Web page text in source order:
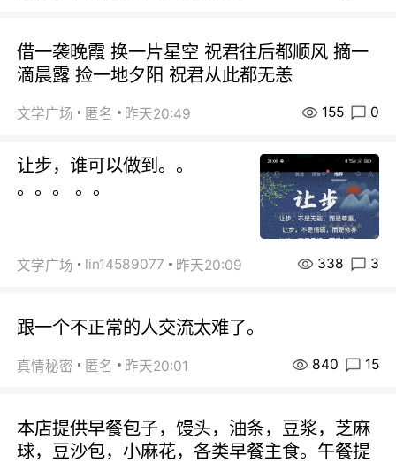
借一袭晚霞 换一片星空 祝君往后都顺风 摘一
滴晨露 捡一地夕阳 祝君从此都无恙
文学广场 匿名 昨天20:49 155 0
让步，谁可以做到。。
。。。 。。
文学广场 lin14589077 昨天20:09 338 3
跟一个不正常的人交流太难了。
真情秘密 匿名 昨天20:01 840 15
本店提供早餐包子，馒头，油条，豆浆，芝麻
球，豆沙包，小麻花，各类早餐主食。午餐提